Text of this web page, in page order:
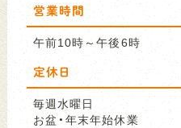
営業時間
午前10時～午後6時
定休日
毎週水曜日
お盆・年末年始休業